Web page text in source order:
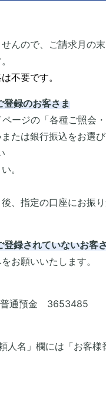
んので、ご請求月の
不要です。
登録のお客さま
ージの「各種ご照会
たは銀行振込をお選び
。
、指定の口座にお振り
録されていないお客
お願いいたします。
通預金 3653485
人名」欄には「お客